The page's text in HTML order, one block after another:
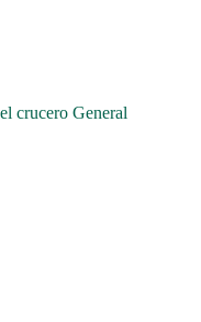
crucero General